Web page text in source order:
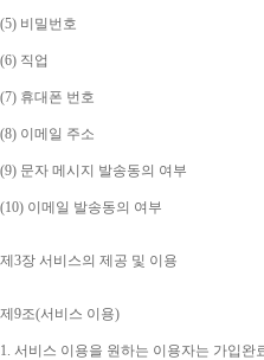
(5) 비밀번호
(6) 직업
(7) 휴대폰 번호
(8) 이메일 주소
(9) 문자 메시지 발송동의 여부
(10) 이메일 발송동의 여부
제 3장 서비스의 제공 및 이용
제 9조(서비스 이용)
1. 서비스 이용을 원하는 이용자는 가입